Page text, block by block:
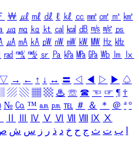
￦ ㎕ ㎖ ㎗ ℓ ㎘ ㏄ ㎣ ㎤ ㎥ ㎦
㎍ ㎎ ㎏ ㏏ ㎈ ㎉ ㏈ ㎧ ㎨ ㎰
㎂ ㎃ ㎄ ㎺ ㎻ ㎽ ㎾ ㎿ ㎐ ㎑
㎭ ㎮ ㎯ ㏛ ㎩ ㎪ ㎫ ㎬ ㏝ ㏐
㏓
▽ → ← ↑ ↓ ↔ 〓 ◁ ◀ ▷ ▶ ♤
▨ ▧ ▦ ▩ ♨ ☏ ☎ ☜ ☞ ¶ †
№ ㏇ ™ ㏂ ㏘ ℡ ＃ ＆ ＊ ＠ ª º
Ⅳ Ⅴ Ⅵ Ⅶ Ⅷ Ⅸ Ⅹ
ب ت ث ج ح خ د ذ ر ز س ش